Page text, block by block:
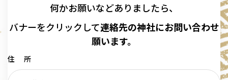
何かお願いなどありましたら、
バナーをクリックして連絡先の神社にお問い合わせ
願います。
住 所